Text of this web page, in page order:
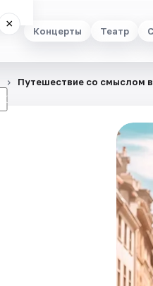
Концерты Театр
×
☾
Путешествие со смыслом